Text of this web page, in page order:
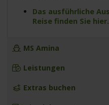
Das ausführliche
Reise finden Sie hier.
MS Amina
Leistungen
Extras buchen